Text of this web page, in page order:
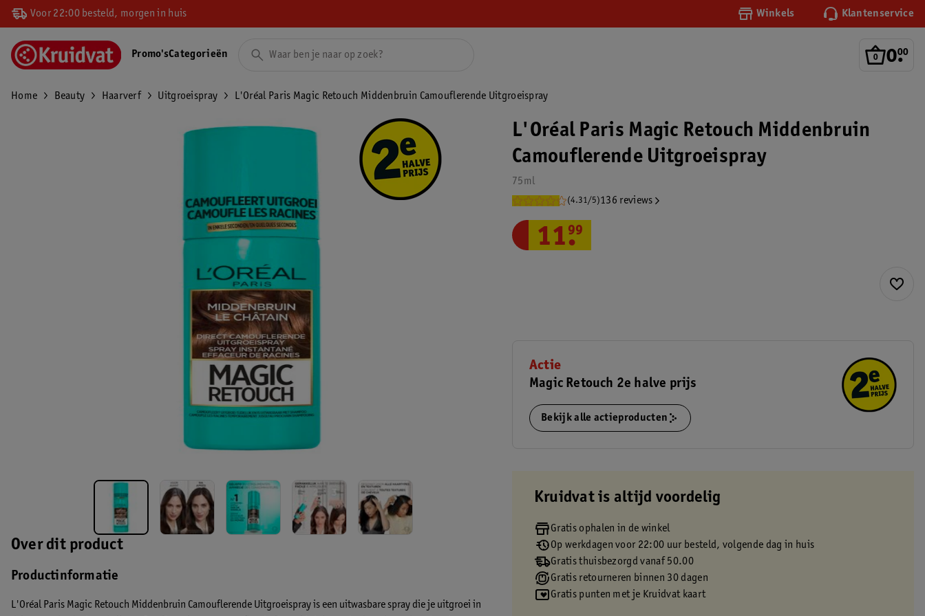
Voor 22:00 besteld, morgen in huis Winkels Klantenservice
0.
00
Promo'sCategorieën
Home Beauty Haarverf Uitgroeispray L'Oréal Paris Magic Retouch Middenbruin Camouflerende Uitgroeispray
Over dit product
Productinformatie
L'Oréal Paris Magic Retouch Middenbruin Camouflerende Uitgroeispray is een uitwasbare spray die je uitgroei in
L'Oréal Paris Magic Retouch Middenbruin
Camouflerende Uitgroeispray
75ml
(4.31/5)136 reviews
11.
99
Actie
Magic Retouch 2e halve prijs
Bekijk alle actieproducten
Kruidvat is altijd voordelig
Gratis ophalen in de winkel
Op werkdagen voor 22:00 uur besteld, volgende dag in huis
Gratis thuisbezorgd vanaf 50.00
Gratis retourneren binnen 30 dagen
Gratis punten met je Kruidvat kaart